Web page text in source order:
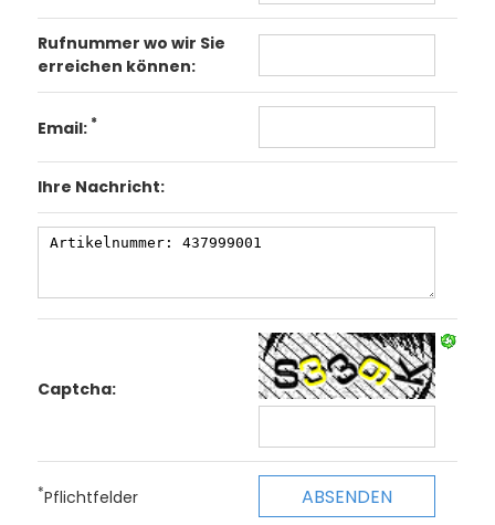
Rufnummer wo wir Sie
erreichen können:
Email: *
Ihre Nachricht:
Captcha:
*Pflichtfelder